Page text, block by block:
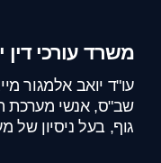
משרד עורכי דין
עו"ד יואב אלמגור
שב"ס, אנשי מערכת
גוף, בעל ניסיון של מעל 30